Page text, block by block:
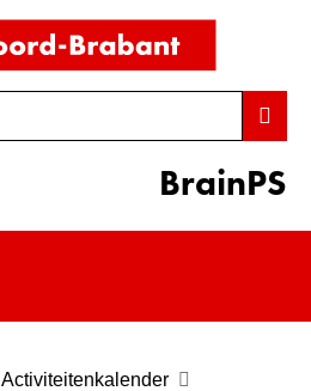
Ga
de
inhoud
BrainPS
Activiteitenkalender